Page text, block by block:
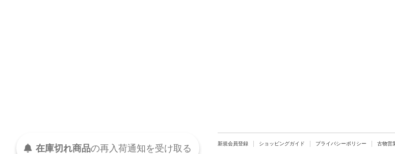
新規会員登録 ショッピングガイド プライバシーポリシー 古物営
在庫切れ商品の再入荷通知を受け取る